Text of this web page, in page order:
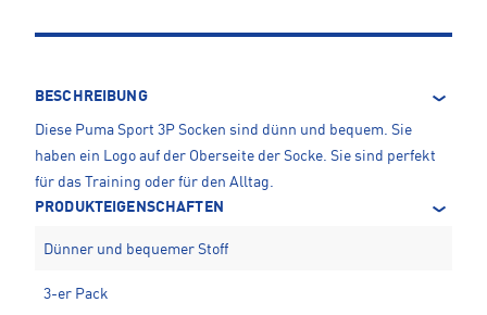
BESCHREIBUNG
Diese Puma Sport 3P Socken sind dünn und bequem. Sie
haben ein Logo auf der Oberseite der Socke. Sie sind perfekt
für das Training oder für den Alltag.
PRODUKTEIGENSCHAFTEN
Dünner und bequemer Stoff
3-er Pack